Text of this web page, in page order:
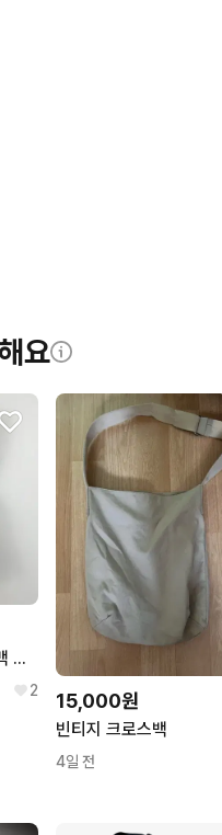
요
코치 브라운 레더 크로스백 남성 가방 라덴 빈티지
2 15,000원
빈티지 크로스백
4일 전